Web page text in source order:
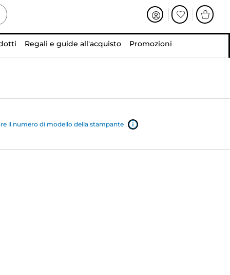
Regali e guide all'acquisto Promozioni
il numero di modello della stampante